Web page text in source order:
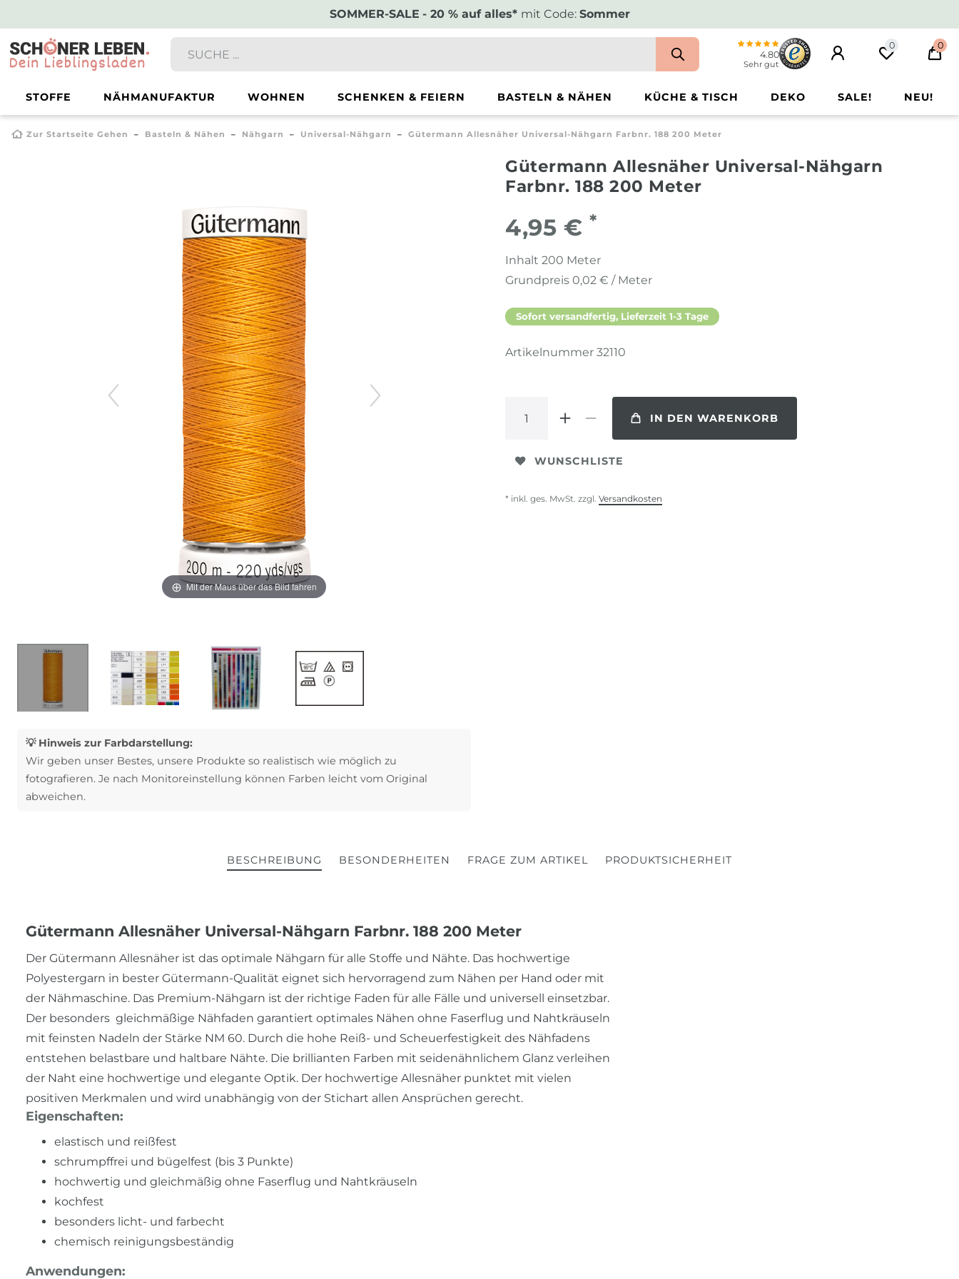
SOMMER-SALE - 20 % auf alles* mit Code: Sommer
4.80
Sehr gut
0 0
STOFFE NÄHMANUFAKTUR WOHNEN SCHENKEN & FEIERN BASTELN & NÄHEN KÜCHE & TISCH DEKO SALE! NEU!
Zur Startseite Gehen Basteln & Nähen Nähgarn Universal-Nähgarn Gütermann Allesnäher Universal-Nähgarn Farbnr. 188 200 Meter
Mit der Maus über das Bild fahren
💡 Hinweis zur Farbdarstellung:
Wir geben unser Bestes, unsere Produkte so realistisch wie möglich zu
fotografieren. Je nach Monitoreinstellung können Farben leicht vom Original
abweichen.
Gütermann Allesnäher Universal-Nähgarn
Farbnr. 188 200 Meter
4,95 € *
Inhalt 200 Meter
Grundpreis 0,02 € / Meter
Sofort versandfertig, Lieferzeit 1-3 Tage
Artikelnummer 32110
IN DEN WARENKORB
WUNSCHLISTE
* inkl. ges. MwSt. zzgl. Versandkosten
BESCHREIBUNG BESONDERHEITEN FRAGE ZUM ARTIKEL PRODUKTSICHERHEIT
Gütermann Allesnäher Universal-Nähgarn Farbnr. 188 200 Meter
Der Gütermann Allesnäher ist das optimale Nähgarn für alle Stoffe und Nähte. Das hochwertige
Polyestergarn in bester Gütermann-Qualität eignet sich hervorragend zum Nähen per Hand oder mit
der Nähmaschine. Das Premium-Nähgarn ist der richtige Faden für alle Fälle und universell einsetzbar.
Der besonders gleichmäßige Nähfaden garantiert optimales Nähen ohne Faserflug und Nahtkräuseln
mit feinsten Nadeln der Stärke NM 60. Durch die hohe Reiß- und Scheuerfestigkeit des Nähfadens
entstehen belastbare und haltbare Nähte. Die brillianten Farben mit seidenähnlichem Glanz verleihen
der Naht eine hochwertige und elegante Optik. Der hochwertige Allesnäher punktet mit vielen
positiven Merkmalen und wird unabhängig von der Stichart allen Ansprüchen gerecht.
Eigenschaften:
elastisch und reißfest
schrumpffrei und bügelfest (bis 3 Punkte)
hochwertig und gleichmäßig ohne Faserflug und Nahtkräuseln
kochfest
besonders licht- und farbecht
chemisch reinigungsbeständig
Anwendungen: